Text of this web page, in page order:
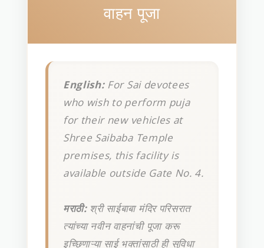
वाहन पूजा
English:For Sai devotees
who wish to perform puja
for their new vehicles at
Shree Saibaba Temple
premises, this facility is
available outside Gate No. 4.
मराठी:श्री साईबाबा मंदिर परिसरात
त्यांच्या नवीन वाहनांची पूजा करू
इच्छिणाऱ्या साई भक्तांसाठी ही सुविधा